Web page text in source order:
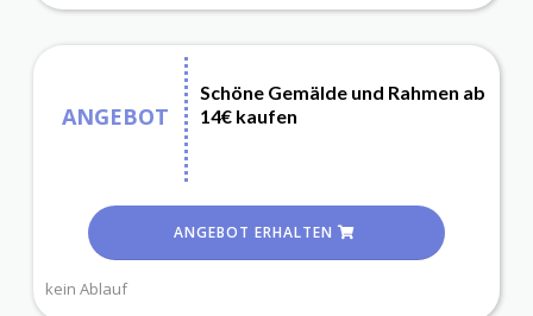
ANGEBOT
Schöne Gemälde und Rahmen ab
14€ kaufen
ANGEBOT ERHALTEN
kein Ablauf